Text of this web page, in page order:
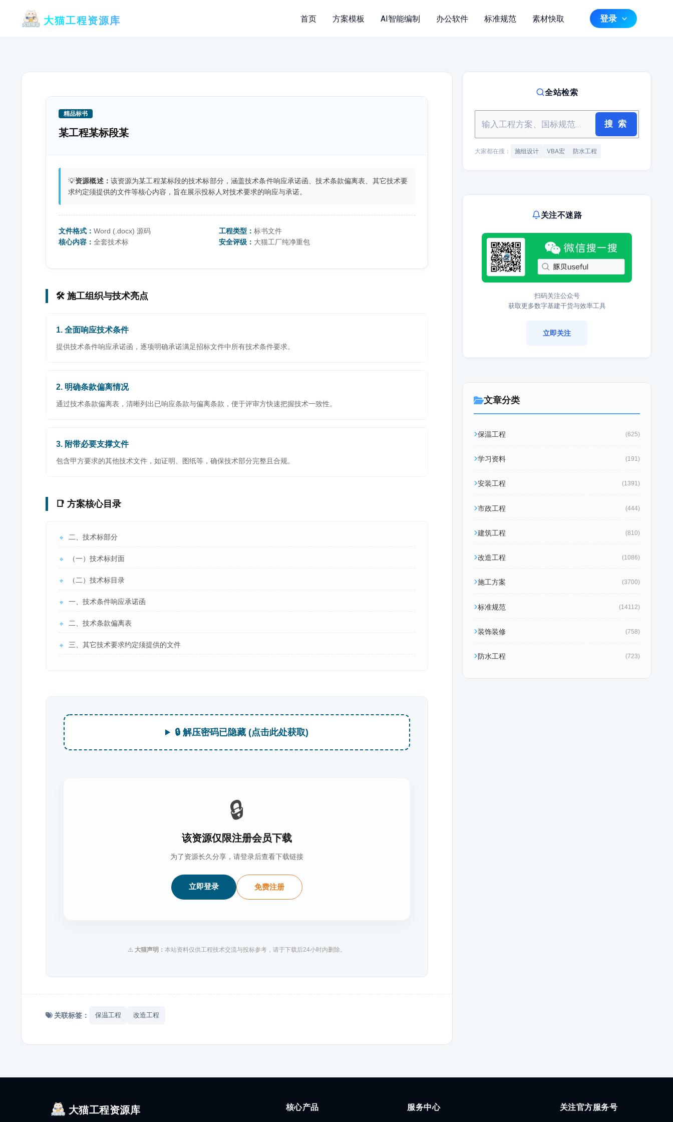
大猫工程资源库 首页 方案模板 AI智能编制 办公软件 标准规范 素材快取 登录
精品标书
某工程某标段某
💡资源概述： 该资源为某工程某标段的技术标部分，涵盖技术条件响应承诺函、技术条款偏离表、其它技术要
求约定须提供的文件等核心内容，旨在展示投标人对技术要求的响应与承诺。
文件格式： Word (.docx) 源码 工程类型：标书文件
核心内容： 全套技术标 安全评级： 大猫工厂纯净重包
🛠️ 施工组织与技术亮点
1. 全面响应技术条件
提供技术条件响应承诺函，逐项明确承诺满足招标文件中所有技术条件要求。
2. 明确条款偏离情况
通过技术条款偏离表，清晰列出已响应条款与偏离条款，便于评审方快速把握技术一致性。
3. 附带必要支撑文件
包含甲方要求的其他技术文件，如证明、图纸等，确保技术部分完整且合规。
📑 方案核心目录
🔹 二、技术标部分
🔹 （一）技术标封面
🔹 （二）技术标目录
🔹 一、技术条件响应承诺函
🔹 二、技术条款偏离表
🔹 三、其它技术要求约定须提供的文件
🔒 解压密码已隐藏 (点击此处获取)
🔒
该资源仅限注册会员下载
为了资源长久分享，请登录后查看下载链接
立即登录 免费注册
⚠️ 大猫声明： 本站资料仅供工程技术交流与投标参考，请于下载后24小时内删除。
关联标签： 保温工程 改造工程
全站检索
搜 索
大家都在搜： 施组设计 VBA宏 防水工程
关注不迷路
扫码关注公众号
获取更多数字基建干货与效率工具
立即关注
文章分类
保温工程 (625)
学习资料 (191)
安装工程 (1391)
市政工程 (444)
建筑工程 (810)
改造工程 (1086)
施工方案 (3700)
标准规范 (14112)
装饰装修 (758)
防水工程 (723)
大猫工程资源库 核心产品 服务中心 关注官方服务号